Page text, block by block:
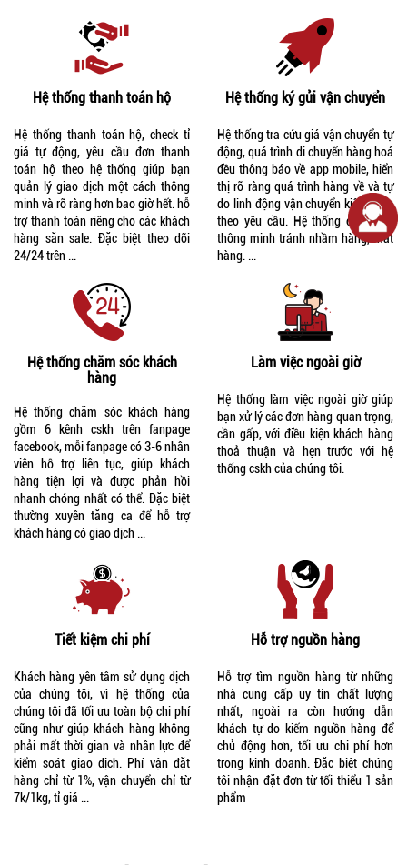
Hệ thống thanh toán hộ
Hệ thống thanh toán hộ, check tỉ
giá tự động, yêu cầu đơn thanh
toán hộ theo hệ thống giúp bạn
quản lý giao dịch một cách thông
minh và rõ ràng hơn bao giờ hết. hỗ
trợ thanh toán riêng cho các khách
hàng săn sale. Đặc biệt theo dõi
24/24 trên ...
Hệ thống ký gửi vận chuyển
Hệ thống tra cứu giá vận chuyển tự
động, quá trình di chuyển hàng hoá
đều thông báo về app mobile, hiển
thị rõ ràng quá trình hàng về và tự
do linh động vận chuyển kiện hàng
theo yêu cầu. Hệ thống chặt chẽ,
thông minh tránh nhầm hàng, mất
hàng. ...
Hệ thống chăm sóc khách
hàng
Hệ thống chăm sóc khách hàng
gồm 6 kênh cskh trên fanpage
facebook, mỗi fanpage có 3-6 nhân
viên hỗ trợ liên tục, giúp khách
hàng tiện lợi và được phản hồi
nhanh chóng nhất có thể. Đặc biệt
thường xuyên tăng ca để hỗ trợ
khách hàng có giao dịch ...
Làm việc ngoài giờ
Hệ thống làm việc ngoài giờ giúp
bạn xử lý các đơn hàng quan trọng,
cần gấp, với điều kiện khách hàng
thoả thuận và hẹn trước với hệ
thống cskh của chúng tôi.
Tiết kiệm chi phí
Khách hàng yên tâm sử dụng dịch
của chúng tôi, vì hệ thống của
chúng tôi đã tối ưu toàn bộ chi phí
cũng như giúp khách hàng không
phải mất thời gian và nhân lực để
kiểm soát giao dịch. Phí vận đặt
hàng chỉ từ 1%, vận chuyển chỉ từ
7k/1kg, tỉ giá ...
Hỗ trợ nguồn hàng
Hỗ trợ tìm nguồn hàng từ những
nhà cung cấp uy tín chất lượng
nhất, ngoài ra còn hướng dẫn
khách tự do kiếm nguồn hàng để
chủ động hơn, tối ưu chi phí hơn
trong kinh doanh. Đặc biệt chúng
tôi nhận đặt đơn từ tối thiểu 1 sản
phẩm